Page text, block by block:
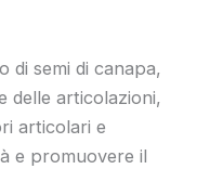
di semi di canapa,
delle articolazioni,
articolari e
e promuovere il